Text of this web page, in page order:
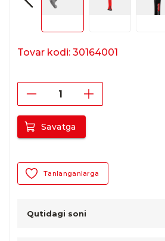
Tovar kodi: 30164001
Savatga
Tanlanganlarga
Qutidagi soni